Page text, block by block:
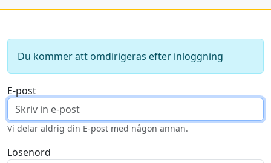
Du kommer att omdirigeras efter inloggning
E-post
Vi delar aldrig din E-post med någon annan.
Lösenord